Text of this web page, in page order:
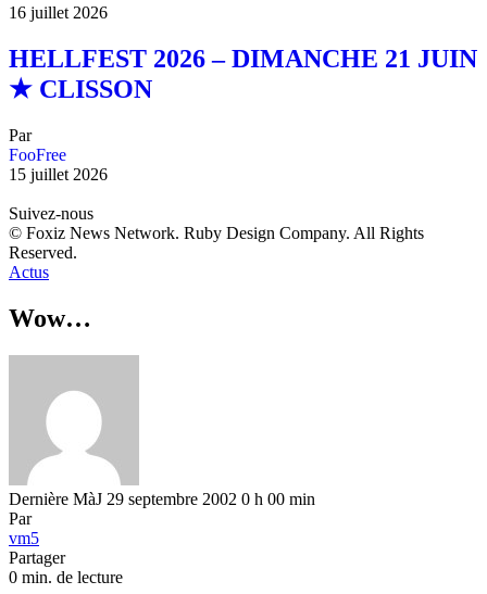
16 juillet 2026
HELLFEST 2026 – DIMANCHE 21 JUIN
★ CLISSON
Par
FooFree
15 juillet 2026
Suivez-nous
© Foxiz News Network. Ruby Design Company. All Rights
Reserved.
Actus
Wow…
Dernière MàJ 29 septembre 2002 0 h 00 min
Par
vm5
Partager
0 min. de lecture